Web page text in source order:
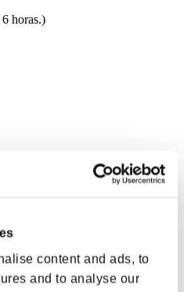
content and ads, to
and to analyse our
horas.)